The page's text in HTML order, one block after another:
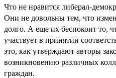
Что не нравится либерал-
Они не довольны тем, что
долго. А еще их беспокоит то,
участвует в принятии
это, как утверждают авторы
возникновению различных
граждан.